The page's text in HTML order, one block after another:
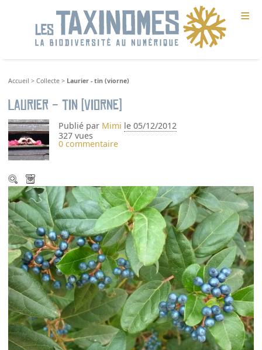
≡
Accueil >Collecte > Laurier - tin (viorne)
Laurier - tin (viorne)
Publié par Mimi le 05/12/2012
327 vues
0 commentaire